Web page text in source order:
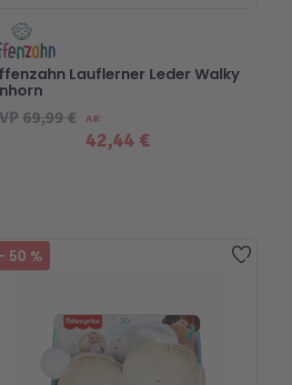
AB
42,44 €
69,99 €
Lauflerner Leder Walky
hinzufügen Zur
- 50 %